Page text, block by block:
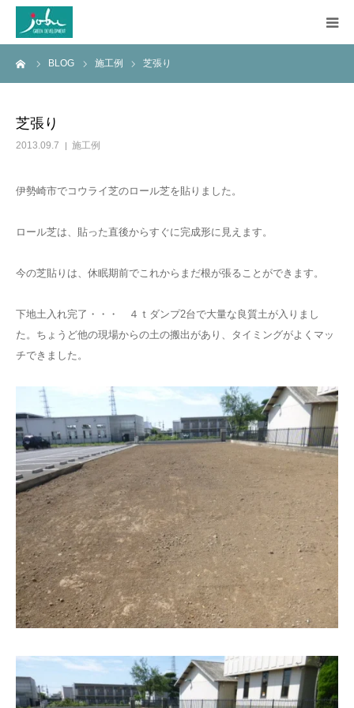
BLOG 施工例 芝張り
芝張り
2013.09.7 施工例
伊勢崎市でコウライ芝のロール芝を貼りました。
ロール芝は、貼った直後からすぐに完成形に見えます。
今の芝貼りは、休眠期前でこれからまだ根が張ることができます。
下地土入れ完了・・・ ４ｔダンプ2台で大量な良質土が入りまし
た。ちょうど他の現場からの土の搬出があり、タイミングがよくマッ
チできました。
HOME
CONTACT US